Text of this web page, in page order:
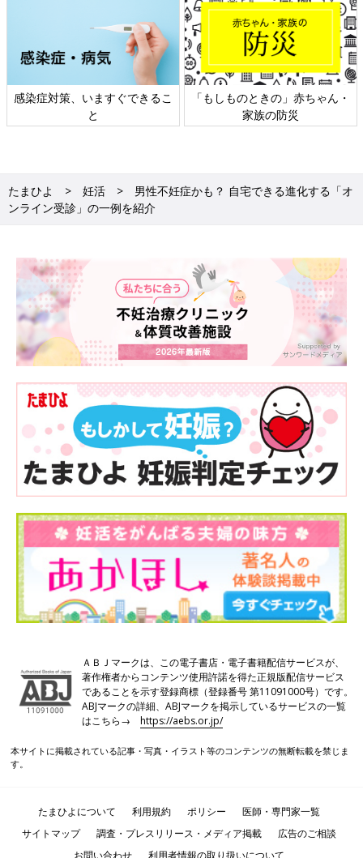
精子の様子を動画でチェック！
【Step3】ビデオ通話でカウンセリング
メールで送られてきたカウンセリング専用URLに、時間がきたら
【Step4】薬や処方箋が郵送で届く
感染症対策、いますぐできるこ
と
「もしものときの」赤ちゃん・
家族の防災
たまひよ 妊活
男性不妊症かも？ 自宅できる進化する「オ
ンライン受診」の一例を紹介
ＡＢＪマークは、この電子書店・電子書籍配信サービスが、
著作権者からコンテンツ使用許諾を得た正規版配信サービス
であることを示す登録商標（登録番号 第11091000号）です。
ABJマークの詳細、ABJマークを掲示しているサービスの一覧
はこちら→https://aebs.or.jp/
本サイトに掲載されている記事・写真・イラスト等のコンテンツの無断転載を禁じま
す。
たまひよについて 利用規約 ポリシー
医師・専門家一覧
サイトマップ
調査・プレスリリース・メディア掲載
広告のご相談
お問い合わせ
利用者情報の取り扱いについて